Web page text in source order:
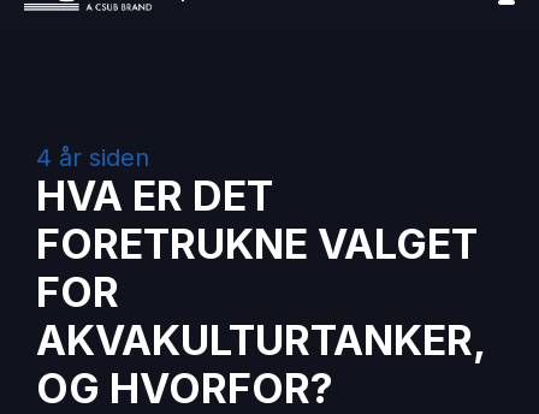
4 år siden
HVA ER DET
FORETRUKNE VALGET
FOR
AKVAKULTURTANKER,
OG HVORFOR?